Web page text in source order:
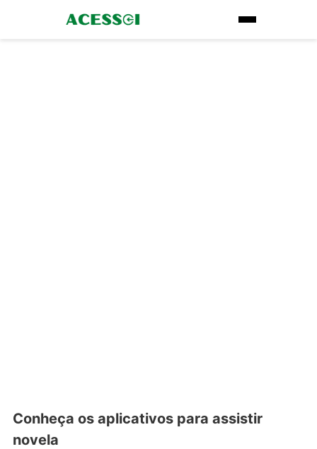
Conheça os aplicativos para assistir
novela